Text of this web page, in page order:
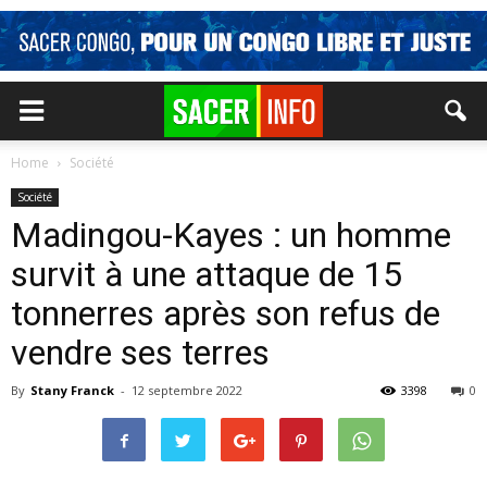
Home Société
Société
Madingou-Kayes : un homme
survit à une attaque de 15
tonnerres après son refus de
vendre ses terres
By Stany Franck - 12 septembre 2022 0
3398